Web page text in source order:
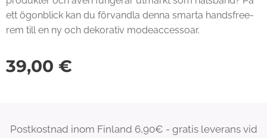
ett ögonblick kan du förvandla denna smarta handsfree-
rem till en ny och dekorativ modeaccessoar.
39,00 €
Postkostnad inom Finland 6,90€ - gratis leverans vid